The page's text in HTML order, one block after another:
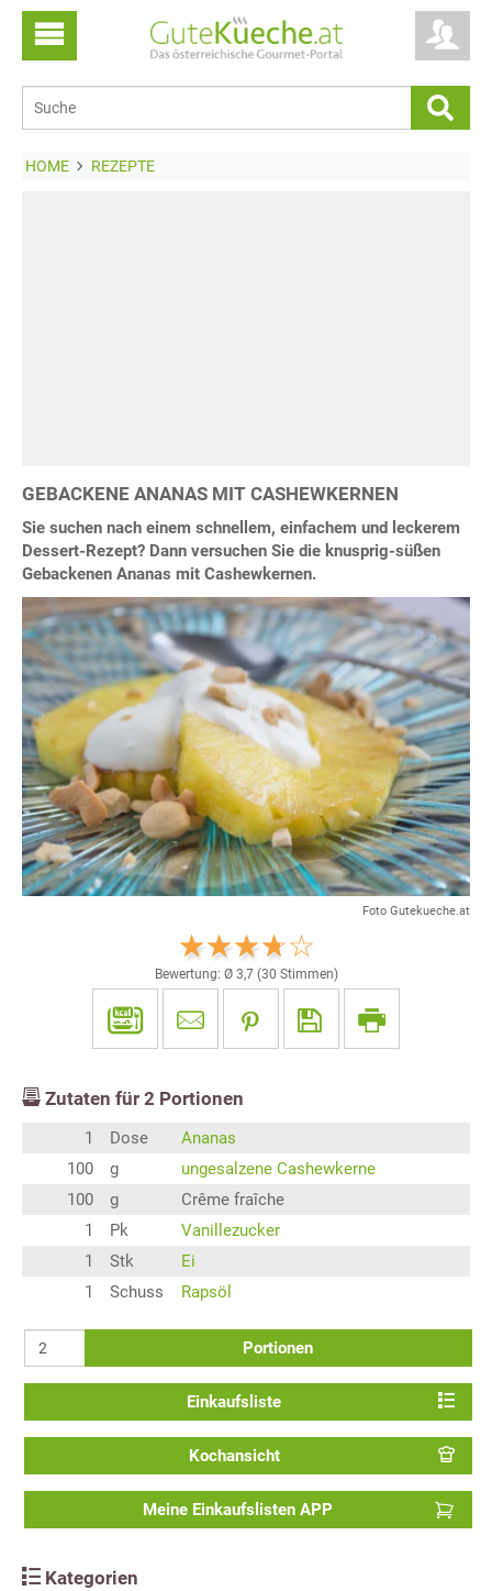
HOME REZEPTE
GEBACKENE ANANAS MIT CASHEWKERNEN
Sie suchen nach einem schnellem, einfachem und leckerem
Dessert-Rezept? Dann versuchen Sie die knusprig-süßen
Gebackenen Ananas mit Cashewkernen.
Foto Gutekueche.at
Bewertung: Ø 3,7(30 Stimmen)
Zutaten für 2 Portionen
1 Dose
Ananas
100
g
ungesalzene Cashewkerne
100
g
Crême fraîche
1
Pk
Vanillezucker
1
Stk
Ei
1
Schuss Rapsöl
Portionen
Einkaufsliste
Kochansicht
Meine Einkaufslisten APP
Kategorien